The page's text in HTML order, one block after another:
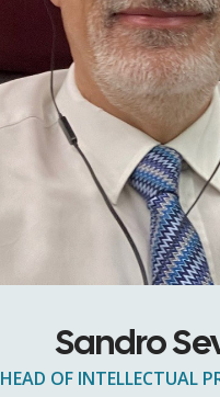
Sandro
HEAD OF INTELLECTUAL